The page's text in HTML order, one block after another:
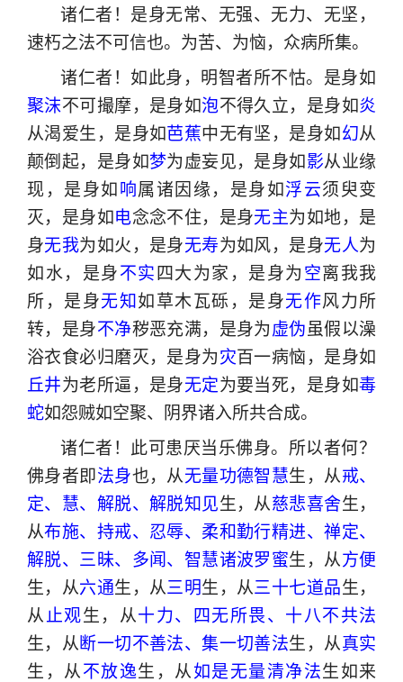
诸仁者！是身无常、无强、无力、无坚，
速朽之法不可信也。为苦、为恼，众病所集。
诸仁者！如此身，明智者所不怙。是身如
聚沫不可撮摩，是身如泡不得久立，是身如炎
从渴爱生，是身如芭蕉中无有坚，是身如幻从
颠倒起，是身如梦为虚妄见，是身如影从业缘
现，是身如 响属诸因缘，是身如浮云须臾变
灭，是身如电念念不住，是身无主为如地，是
身无我为如火，是身无寿为如风，是身无人为
如水，是身不实 四大为家，是身为 空离我我
所，是身无知 如草木瓦砾，是身无作风力所
转，是身不净秽恶充满，是身为虚伪虽假以澡
浴衣食必归磨灭，是身为灾百一病恼，是身如
丘井为老所逼，是身无定为要当死，是身如毒
蛇如怨贼如空聚、阴界诸入所共合成。
诸仁者！此可患厌当乐佛身。所以者何？
佛身者即法身也，从无量功德智慧生，从戒、
定、慧、解脱、解脱知见生，从慈悲喜舍生，
从布施、持戒、忍辱、柔和勤行精进、禅定、
解脱、三昧、多闻、智慧诸波罗蜜生，从方便
生，从六通生，从三明生，从三十七道品生，
从 止观生，从十力、四无所畏、十八不共法
生，从断一切不善法、集一切善法生，从真实
生，从不放逸生，从如是无量清净法生如来